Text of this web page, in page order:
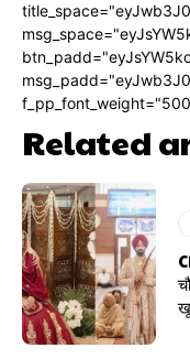
Related